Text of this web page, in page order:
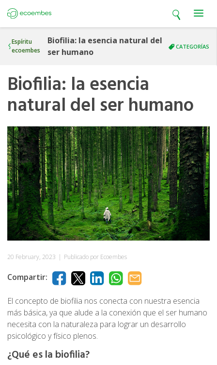
Open search
Open
Espíritu
ecoembes
Biofilia: la esencia natural del
ser humano
CATEGORÍAS
Biofilia: la esencia
natural del ser humano
20 February, 2023 | Publicado por Ecoembes
Compartir:
El concepto de biofilia nos conecta con nuestra esencia
más básica, ya que alude a la conexión que el ser humano
necesita con la naturaleza para lograr un desarrollo
psicológico y físico plenos.
¿Qué es la biofilia?